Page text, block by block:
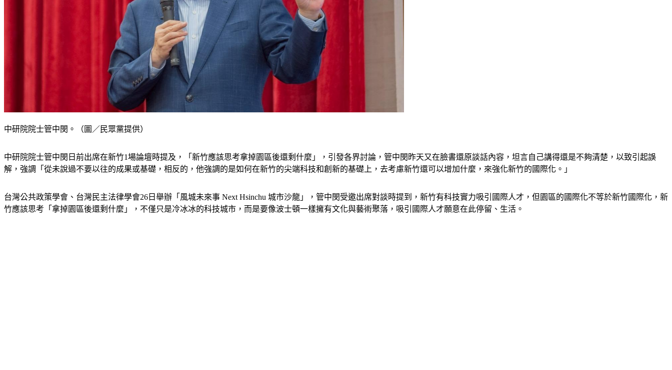
中研院院士管中閔。（圖／民眾黨提供）
中研院院士管中閔日前出席在新竹1場論壇時提及，「新竹應該思考拿掉園區後還剩什麼」，引發各界討論，管中閔昨天又在臉書還原談話內容，坦言自己講得還是不夠清楚，以致引起誤
解，強調「從未說過不要以往的成果或基礎，相反的，他強調的是如何在新竹的尖端科技和創新的基礎上，去考慮新竹還可以增加什麼，來強化新竹的國際化。」
台灣公共政策學會、台灣民主法律學會26日舉辦「風城未來事 Next Hsinchu 城市沙龍」，管中閔受邀出席對談時提到，新竹有科技實力吸引國際人才，但園區的國際化不等於新竹國際化，新
竹應該思考「拿掉園區後還剩什麼」，不僅只是冷冰冰的科技城市，而是要像波士頓一樣擁有文化與藝術聚落，吸引國際人才願意在此停留、生活。